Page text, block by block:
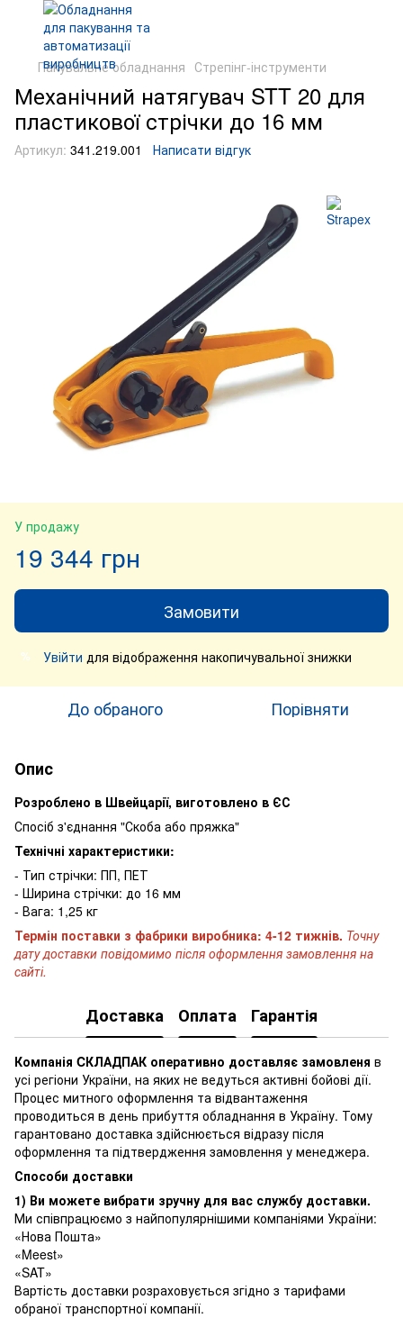
Пакувальне обладнання Стрепінг-інструменти
Механічний натягувач STT 20 для
пластикової стрічки до 16 мм
Артикул: 341.219.001 Написати відгук
У продажу
19 344 грн
Замовити
% Увійти для відображення накопичувальної знижки
До обраного Порівняти
Опис
Розроблено в Швейцарії, виготовлено в ЄС
Спосіб з'єднання "Скоба або пряжка"
Технічні характеристики:
- Тип стрічки: ПП, ПЕТ
- Ширина стрічки: до 16 мм
- Вага: 1,25 кг
Термін поставки з фабрики виробника: 4-12 тижнів. Точну
дату доставки повідомимо після оформлення замовлення на
сайті.
Доставка Оплата Гарантія
Компанія CКЛАДПАК оперативно доставляє замовленя в
усі регіони України, на яких не ведуться активні бойові дії.
Процес митного оформлення та відвантаження
проводиться в день прибуття обладнання в Україну. Тому
гарантовано доставка здійснюється відразу після
оформлення та підтвердження замовлення у менеджера.
Способи доставки
1) Ви можете вибрати зручну для вас службу доставки.
Ми співпрацюємо з найпопулярнішими компаніями України:
«Нова Пошта»
«Meest»
«SAT»
Вартість доставки розраховується згідно з тарифами
обраної транспортної компанії.